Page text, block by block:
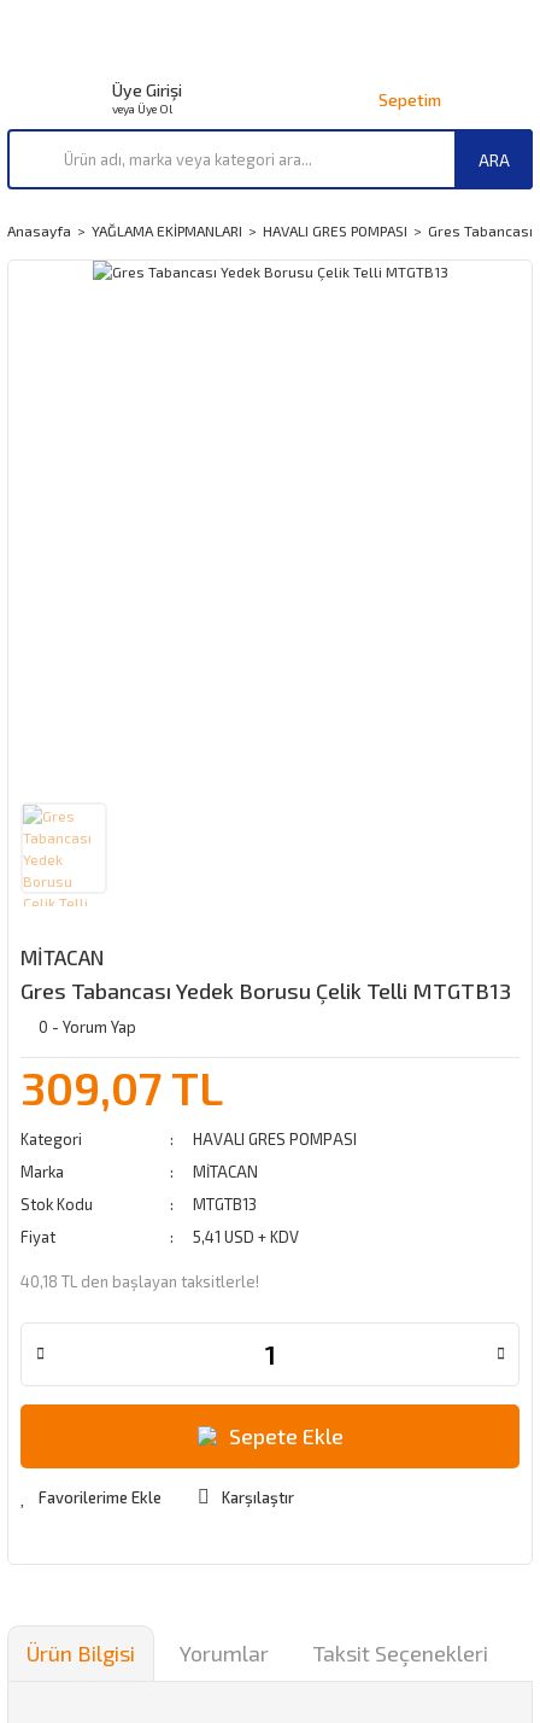
ARA
Üye Girişi
veya Üye Ol Sepetim
Anasayfa YAĞLAMA EKİPMANLARI HAVALI GRES POMPASI Gres Tabancası
MİTACAN
Gres Tabancası Yedek Borusu Çelik Telli MTGTB13
0 - Yorum Yap
309,07 TL
Kategori
HAVALI GRES POMPASI
Marka
MİTACAN
Stok Kodu
MTGTB13
Fiyat
5,41 USD + KDV
40,18 TL den başlayan taksitlerle!
Sepete Ekle
Karşılaştır
Ürün Bilgisi Yorumlar Taksit Seçenekleri